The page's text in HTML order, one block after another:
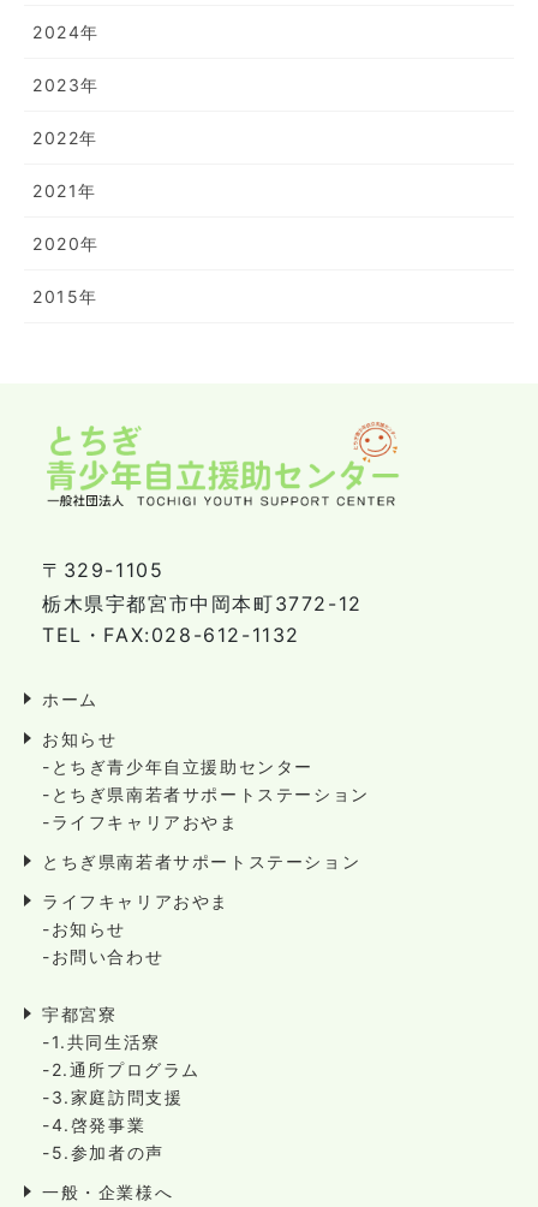
2024年
2023年
2022年
2021年
2020年
2015年
〒329-1105
栃木県宇都宮市中岡本町3772-12
TEL・FAX:028-612-1132
ホーム
お知らせ
-とちぎ青少年自立援助センター
-とちぎ県南若者サポートステーション
-ライフキャリアおやま
とちぎ県南若者サポートステーション
ライフキャリアおやま
-お知らせ
-お問い合わせ
宇都宮寮
-1.共同生活寮
-2.通所プログラム
-3.家庭訪問支援
-4.啓発事業
-5.参加者の声
一般・企業様へ